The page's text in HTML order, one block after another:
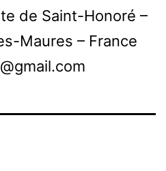
de Saint-Honoré –
Maures – France